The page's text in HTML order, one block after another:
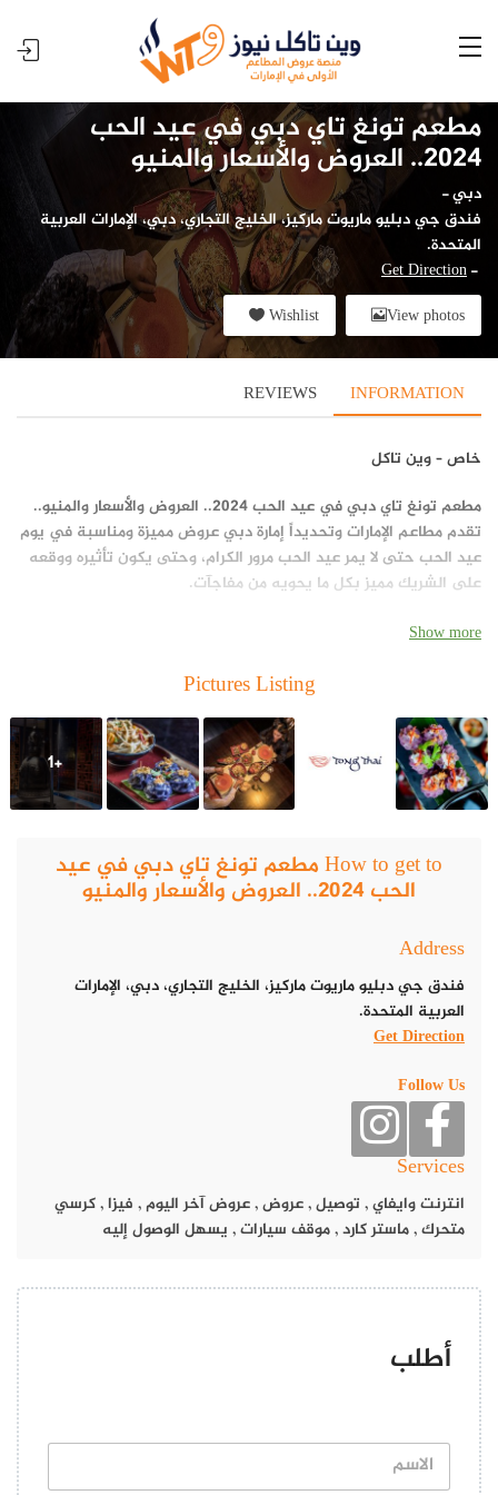
مطعم تونغ تاي دبي في عيد الحب
2024.. العروض والأسعار والمنيو
دبي-
فندق جي دبليو ماريوت ماركيز، الخليج التجاري، دبي، الإمارات العربية
المتحدة.
-
Get Direction
View photos
Wishlist
INFORMATION
REVIEWS
خاص – وين تاكل
مطعم تونغ تاي دبي في عيد الحب 2024.. العروض والأسعار والمنيو..
تقدم مطاعم الإمارات وتحديداً إمارة دبي عروض مميزة ومناسبة في يوم
عيد الحب حتى لا يمر عيد الحب مرور الكرام، وحتى يكون تأثيره ووقعه
على الشريك مميز بكل ما يحويه من مفاجآت.
وينتظر العشاق يوم غد ليحتفلون بهذه المناسبة بطريقة مميزة ولافتة،
مليئة بالرومانسية مع شركائهم وأزواجهم، أو حتى الأشخاص الذين
مطعم تونغ تاي في عرض عيد الحب 2024
Show more
Pictures Listing
+1
How to get to مطعم تونغ تاي دبي في عيد
الحب 2024.. العروض والأسعار والمنيو
Address
فندق جي دبليو ماريوت ماركيز، الخليج التجاري، دبي، الإمارات
العربية المتحدة.
Get Direction
Follow Us
Services
انترنت وايفاي, توصيل,عروض,عروض آخر اليوم, فيزا,كرسي
متحرك,ماستر كارد,موقف سيارات, يسهل الوصول إليه
أطلب
ا